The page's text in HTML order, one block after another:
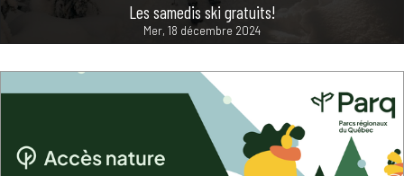
Les samedis ski gratuits!
Mer, 18 décembre 2024